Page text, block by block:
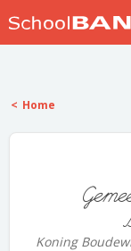
Home
Koning